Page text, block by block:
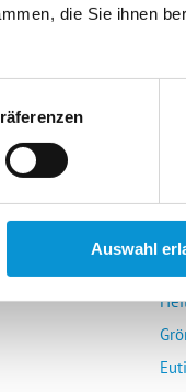
die Sie ihnen
Auswahl